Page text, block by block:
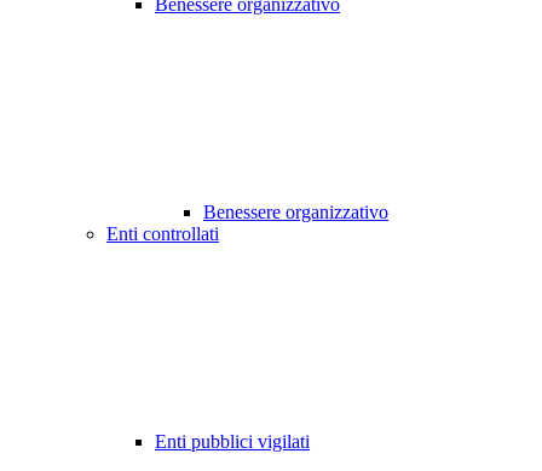
Benessere organizzativo
Benessere organizzativo
Enti controllati
Enti pubblici vigilati